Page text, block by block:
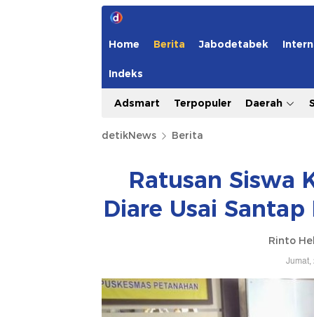
Home Berita Jabodetabek
Indeks
Adsmart Terpopuler Daerah
detikNews Berita
Ratusan Siswa
Diare Usai
Rinto
Jumat,